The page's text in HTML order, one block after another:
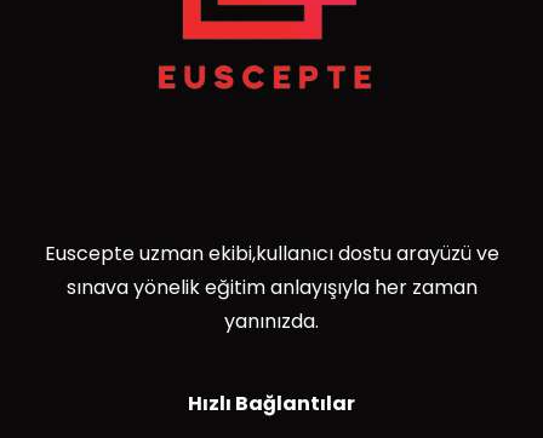
Euscepte uzman ekibi,kullanıcı dostu arayüzü ve
sınava yönelik eğitim anlayışıyla her zaman
yanınızda.
Hızlı Bağlantılar